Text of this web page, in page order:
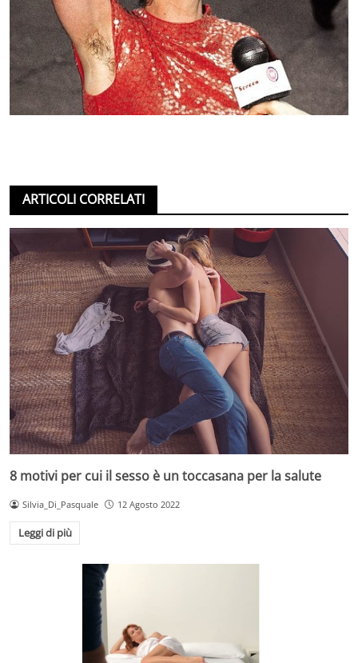
ARTICOLI CORRELATI
8 motivi per cui il sesso è un toccasana per la salute
Silvia_Di_Pasquale 12 Agosto 2022
Leggi di più